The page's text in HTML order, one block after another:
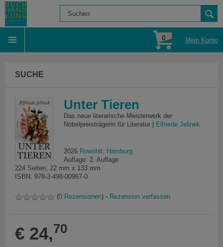
0 Mein Konto
SUCHE
Unter Tieren
Das neue literarische Meisterwerk der
Nobelpreisträgerin für Literatur |
Elfriede Jelinek
2026 Rowohlt, Hamburg
Auflage: 2. Auflage
224 Seiten; 22 mm x 133 mm
ISBN: 978-3-498-00967-0
(0 Rezensionen) - Rezension verfassen
€ 24,70